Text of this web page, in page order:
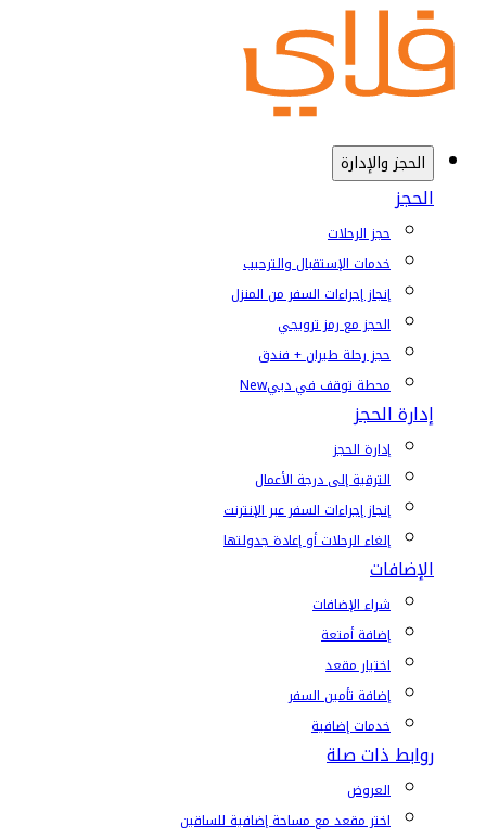
الحجز والإدارة
الحجز
حجز الرحلات
خدمات الإستقبال والترحيب
إنجاز إجراءات السفر من المنزل
الحجز مع رمز ترويجي
حجز رحلة طيران + فندق
محطة توقف في دبيNew
إدارة الحجز
إدارة الحجز
الترقية إلى درجة الأعمال
إنجاز إجراءات السفر عبر الإنترنت
إلغاء الرحلات أو إعادة جدولتها
الإضافات
شراء الإضافات
إضافة أمتعة
اختيار مقعد
إضافة تأمين السفر
خدمات إضافية
روابط ذات صلة
العروض
اختر مقعد مع مساحة إضافية للساقين